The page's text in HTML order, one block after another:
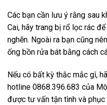
Các bạn cần lưu ý rằng sau
Cai, hãy trang bị rổ lọc rác
nghẽn. Ngoài ra bạn cũng
ống bồn rửa bát bằng cách
Nếu có bất kỳ thắc mắc gì,
hotline 0868.396.683 của
được tư vấn tận tình và phục